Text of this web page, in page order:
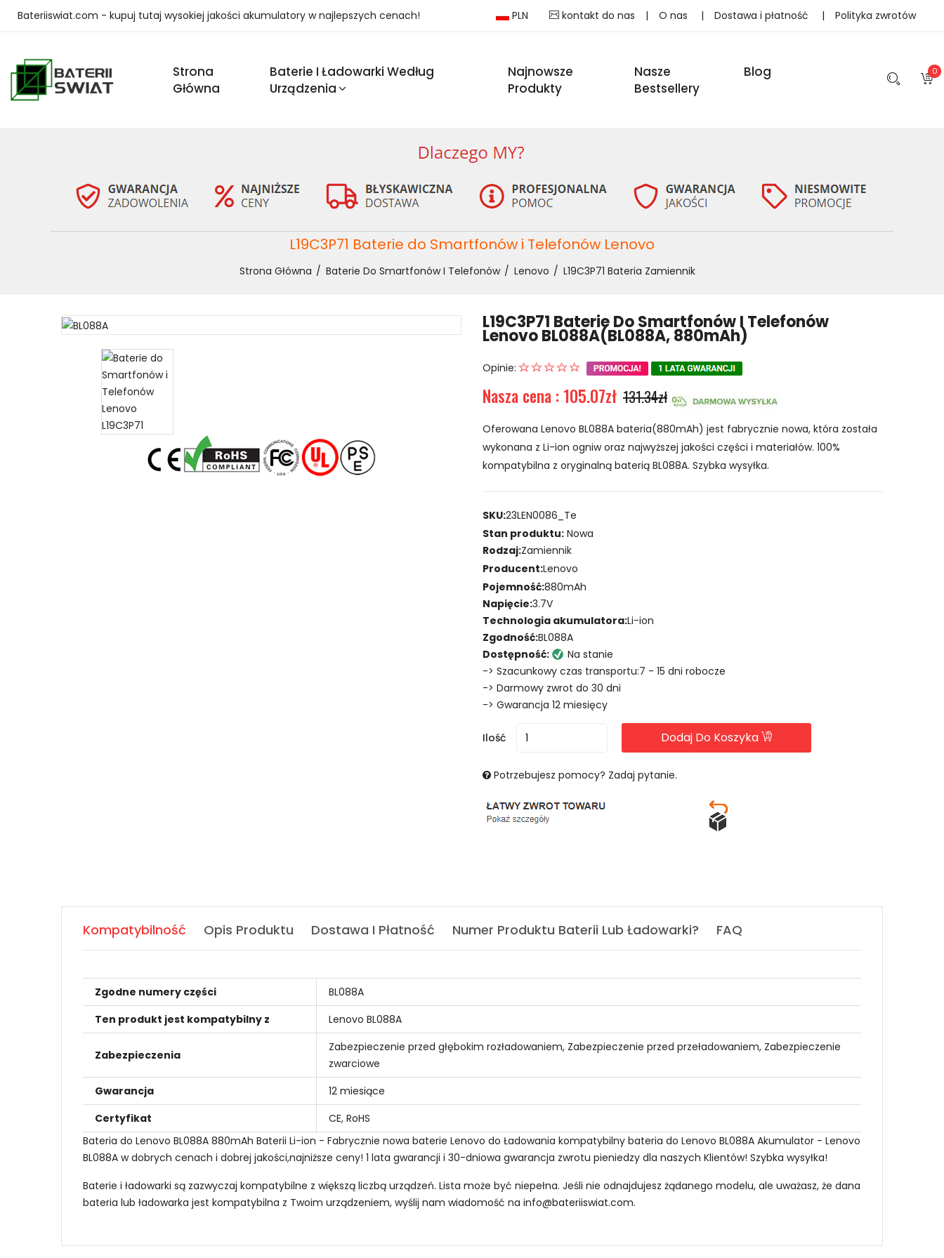
Bateriiswiat.com - kupuj tutaj wysokiej jakości akumulatory w najlepszych cenach! PLN kontakt do nas | O nas | Dostawa i płatność | Polityka zwrotów
Strona
Główna
Baterie I Ładowarki Według
Urządzenia
Najnowsze
Produkty
Nasze
Bestsellery
Blog 0
L19C3P71 Baterie do Smartfonów i Telefonów Lenovo
Strona Główna Baterie Do Smartfonów I Telefonów Lenovo L19C3P71 Bateria Zamiennik
L19C3P71 Baterie Do Smartfonów I Telefonów
Lenovo BL088A(BL088A, 880mAh)
Opinie:
Nasza cena : 105.07zł 131.34zł
Oferowana Lenovo BL088A bateria(880mAh) jest fabrycznie nowa, która została
wykonana z Li-ion ogniw oraz najwyższej jakości części i materiałów. 100%
kompatybilna z oryginalną baterią BL088A. Szybka wysyłka.
SKU:23LEN0086_Te
Stan produktu: Nowa
Rodzaj:Zamiennik
Producent:Lenovo
Pojemność:880mAh
Napięcie:3.7V
Technologia akumulatora:Li-ion
Zgodność:BL088A
Dostępność:
Na stanie
-> Szacunkowy czas transportu:7 - 15 dni robocze
-> Darmowy zwrot do 30 dni
-> Gwarancja 12 miesięcy
Ilość Dodaj Do Koszyka
Potrzebujesz pomocy? Zadaj pytanie.
Kompatybilność Opis Produktu Dostawa I Płatność Numer Produktu Baterii Lub Ładowarki? FAQ
Zgodne numery części
BL088A
Ten produkt jest kompatybilny z
Lenovo BL088A
Zabezpieczenia
Zabezpieczenie przed głębokim rozładowaniem, Zabezpieczenie przed przeładowaniem, Zabezpieczenie
zwarciowe
Gwarancja
12 miesiące
Certyfikat
CE, RoHS
Bateria do Lenovo BL088A 880mAh Baterii Li-ion - Fabrycznie nowa baterie Lenovo do Ładowania kompatybilny bateria do Lenovo BL088A Akumulator - Lenovo
BL088A w dobrych cenach i dobrej jakości,najniższe ceny! 1 lata gwarancji i 30-dniowa gwarancja zwrotu pieniedzy dla naszych Klientów! Szybka wysyłka!
Baterie i ładowarki są zazwyczaj kompatybilne z większą liczbą urządzeń. Lista może być niepełna. Jeśli nie odnajdujesz żądanego modelu, ale uważasz, że dana
bateria lub ładowarka jest kompatybilna z Twoim urządzeniem, wyślij nam wiadomość na info@bateriiswiat.com.